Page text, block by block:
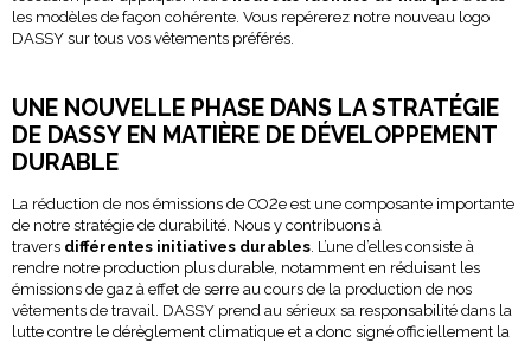
les modèles de façon cohérente. Vous repérerez notre nouveau logo
DASSY sur tous vos vêtements préférés.
UNE NOUVELLE PHASE DANS LA STRATÉGIE
DE DASSY EN MATIÈRE DE DÉVELOPPEMENT
DURABLE
La réduction de nos émissions de CO2e est une composante importante
de notre stratégie de durabilité. Nous y contribuons à
travers différentes initiatives durables. L’une d’elles consiste à
rendre notre production plus durable, notamment en réduisant les
émissions de gaz à effet de serre au cours de la production de nos
vêtements de travail. DASSY prend au sérieux sa responsabilité dans la
lutte contre le dérèglement climatique et a donc signé officiellement la